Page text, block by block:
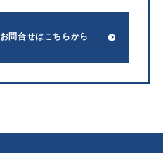
お問合せはこちらから